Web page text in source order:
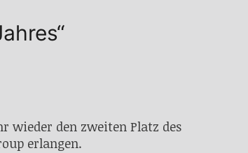
wieder den zweiten Platz des
erlangen.